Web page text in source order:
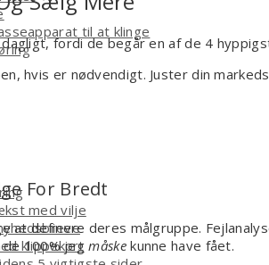
til at klinge
med vilje
klippekort
fordi de begår en af de 4
hvis er nødvendigt. Juster din
For Bredt
at definere deres målgruppe.
de 100% jegmåskekunne have fået.